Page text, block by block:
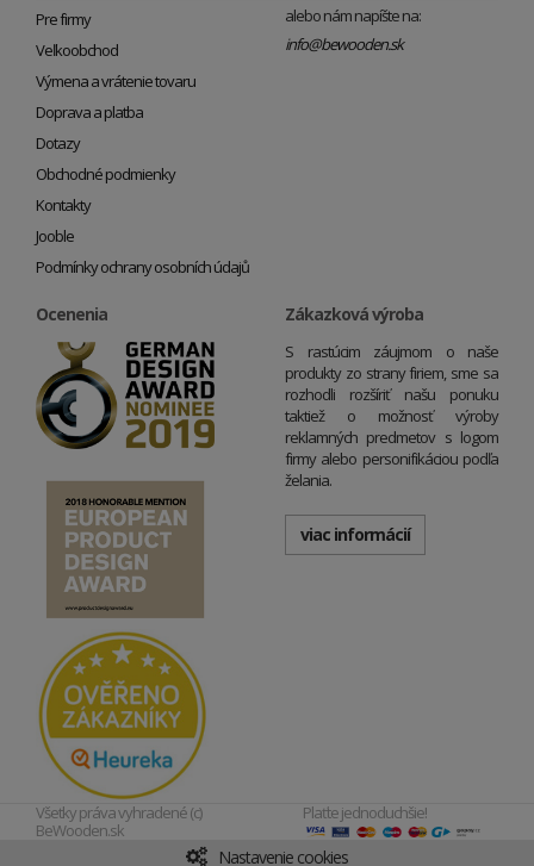
Pre firmy
Veľkoobchod
Výmena a vrátenie tovaru
Doprava a platba
Dotazy
Obchodné podmienky
Kontakty
Jooble
Podmínky ochrany osobních údajů
alebo nám napíšte na:
info@bewooden.sk
Ocenenia Zákazková výroba
S rastúcim záujmom o naše
produkty zo strany firiem, sme sa
rozhodli rozšíriť našu ponuku
taktiež o možnosť výroby
reklamných predmetov s logom
firmy alebo personifikáciou podľa
želania.
viac informácií
Všetky práva vyhradené (c)
BeWooden.sk
Plaťte jednoduchšie!
Nastavenie cookies